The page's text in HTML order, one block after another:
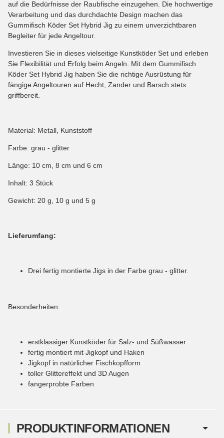
PRODUKTINFORMATIONEN
auf die Bedürfnisse der Raubfische einzugehen. Die hochwertige
Verarbeitung und das durchdachte Design machen das
Gummifisch Köder Set Hybrid Jig zu einem unverzichtbaren
Begleiter für jede Angeltour.
Investieren Sie in dieses vielseitige Kunstköder Set und erleben
Sie Flexibilität und Erfolg beim Angeln. Mit dem Gummifisch
Köder Set Hybrid Jig haben Sie die richtige Ausrüstung für
fängige Angeltouren auf Hecht, Zander und Barsch stets
griffbereit.
Material: Metall, Kunststoff
Farbe: grau - glitter
Länge: 10 cm, 8 cm und 6 cm
Inhalt: 3 Stück
Gewicht: 20 g, 10 g und 5 g
Lieferumfang:
Drei fertig montierte Jigs in der Farbe grau - glitter.
Besonderheiten:
erstklassiger Kunstköder für Salz- und Süßwasser
fertig montiert mit Jigkopf und Haken
Jigkopf in natürlicher Fischkopfform
toller Glittereffekt und 3D Augen
fangerprobte Farben